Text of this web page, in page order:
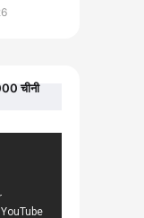
चीनी